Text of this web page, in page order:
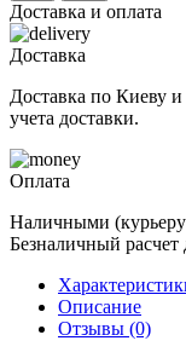
Доставка и оплата
Доставка
Доставка по Киеву
учета доставки.
Оплата
Наличными (курьеру
Безналичный
Описание
Отзывы (0)